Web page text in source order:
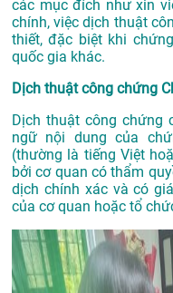
các mục đích như xin
chính, việc dịch thuật
thiết, đặc biệt khi
quốc gia khác.
Dịch thuật công chứng
Dịch thuật công chứng
ngữ nội dung của
(thường là tiếng Việt
bởi cơ quan có thẩm
dịch chính xác và có
của cơ quan hoặc tổ